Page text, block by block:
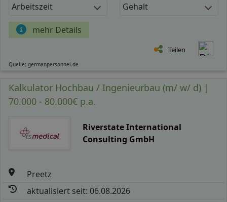
Arbeitszeit Gehalt
mehr Details
Teilen
Quelle: germanpersonnel.de
Kalkulator Hochbau / Ingenieurbau (m/ w/ d) |
70.000 - 80.000€ p.a.
Riverstate International
Consulting GmbH
Preetz
aktualisiert seit: 06.08.2026